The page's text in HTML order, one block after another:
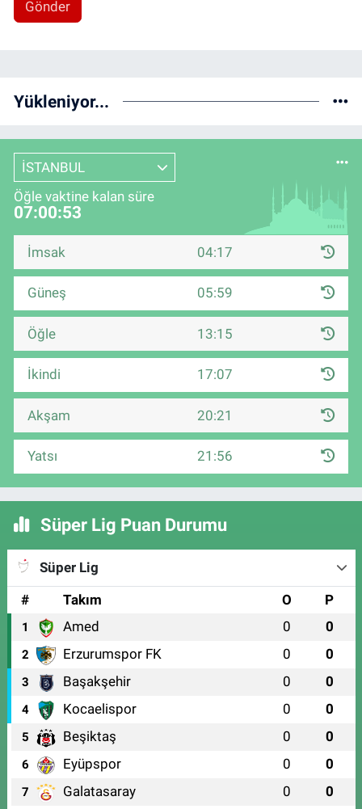
Gönder
Yükleniyor...
İSTANBUL
Öğle vaktine kalan süre
07:00:53
İmsak 04:17
Güneş 05:59
Öğle 13:15
İkindi 17:07
Akşam 20:21
Yatsı 21:56
Süper Lig Puan Durumu
Süper Lig
#
Takım O P
1 Amed 0 0
2 Erzurumspor FK 0 0
3 Başakşehir 0 0
4 Kocaelispor 0 0
5 Beşiktaş 0 0
6 Eyüpspor 0 0
7 Galatasaray 0 0